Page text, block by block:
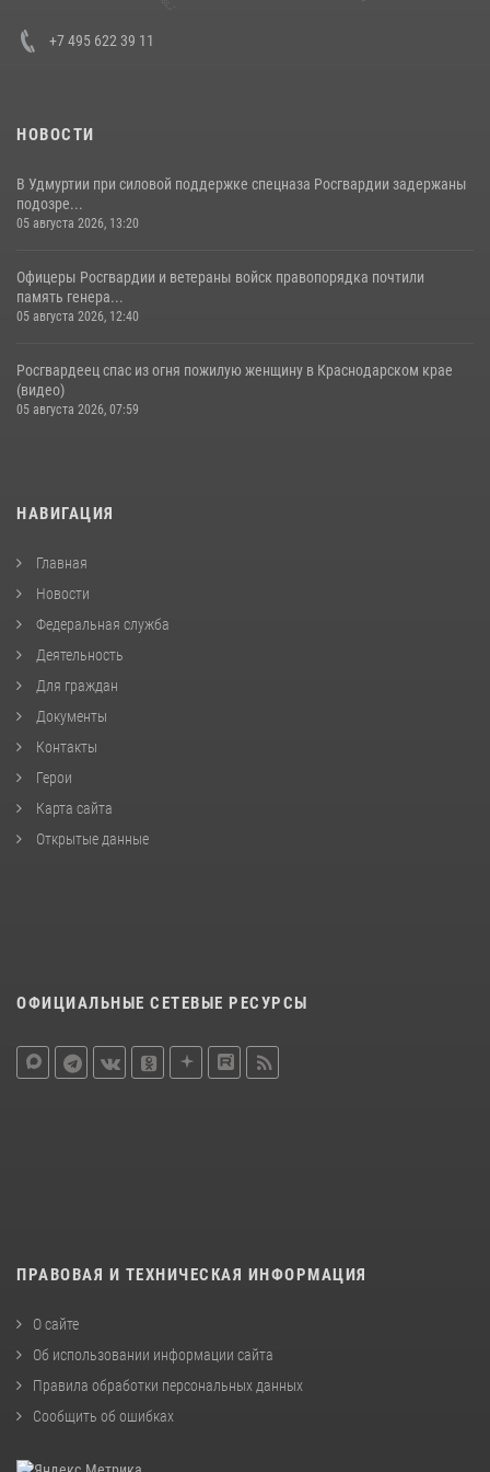
+7 495 622 39 11
НОВОСТИ
В Удмуртии при силовой поддержке спецназа Росгвардии задержаны
подозре...
05 августа 2026, 13:20
Офицеры Росгвардии и ветераны войск правопорядка почтили
память генера...
05 августа 2026, 12:40
Росгвардеец спас из огня пожилую женщину в Краснодарском крае
(видео)
05 августа 2026, 07:59
НАВИГАЦИЯ
Главная
Новости
Федеральная служба
Деятельность
Для граждан
Документы
Контакты
Герои
Карта сайта
Открытые данные
ОФИЦИАЛЬНЫЕ СЕТЕВЫЕ РЕСУРСЫ
ПРАВОВАЯ И ТЕХНИЧЕСКАЯ ИНФОРМАЦИЯ
О сайте
Об использовании информации сайта
Правила обработки персональных данных
Сообщить об ошибках